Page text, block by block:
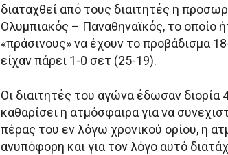
διαταχθεί από τους διαιτητές η
Ολυμπιακός – Παναθηναϊκός, το οποίο
«πράσινους» να έχουν το προβάδισμα
είχαν πάρει 1-0 σετ (25-19).
Οι διαιτητές του αγώνα έδωσαν
καθαρίσει η ατμόσφαιρα για να
πέρας του εν λόγω χρονικού ορίου, η
ανυπόφορη και για τον λόγο αυτό